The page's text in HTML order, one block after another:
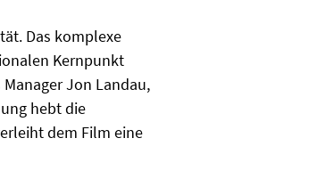
Das komplexe
Kernpunkt
Jon Landau,
hebt die
dem Film eine